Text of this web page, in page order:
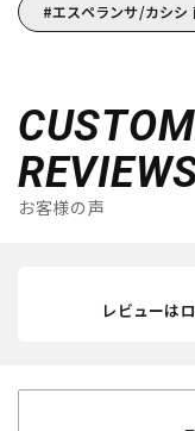
エスペランサ/カシシ
お客様の声
レビューは